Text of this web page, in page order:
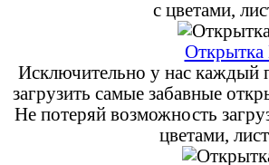
с цветами,
Исключительно у нас каждый
загрузить самые забавные
Не потеряй возможность
цветами,